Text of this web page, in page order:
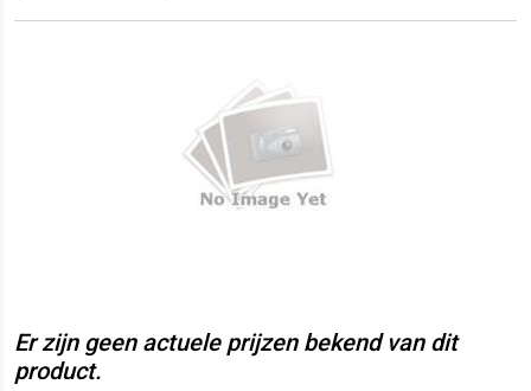
Er zijn geen actuele prijzen bekend van dit
product.